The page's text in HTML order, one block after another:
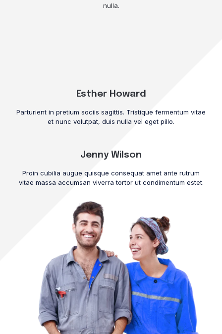
nulla.
Esther Howard
Parturient in pretium sociis sagittis. Tristique fermentum vitae
et nunc volutpat, duis nulla vel eget pillo.
Jenny Wilson
Proin cubilia augue quisque consequat amet ante rutrum
vitae massa accumsan viverra tortor ut condimentum estet.